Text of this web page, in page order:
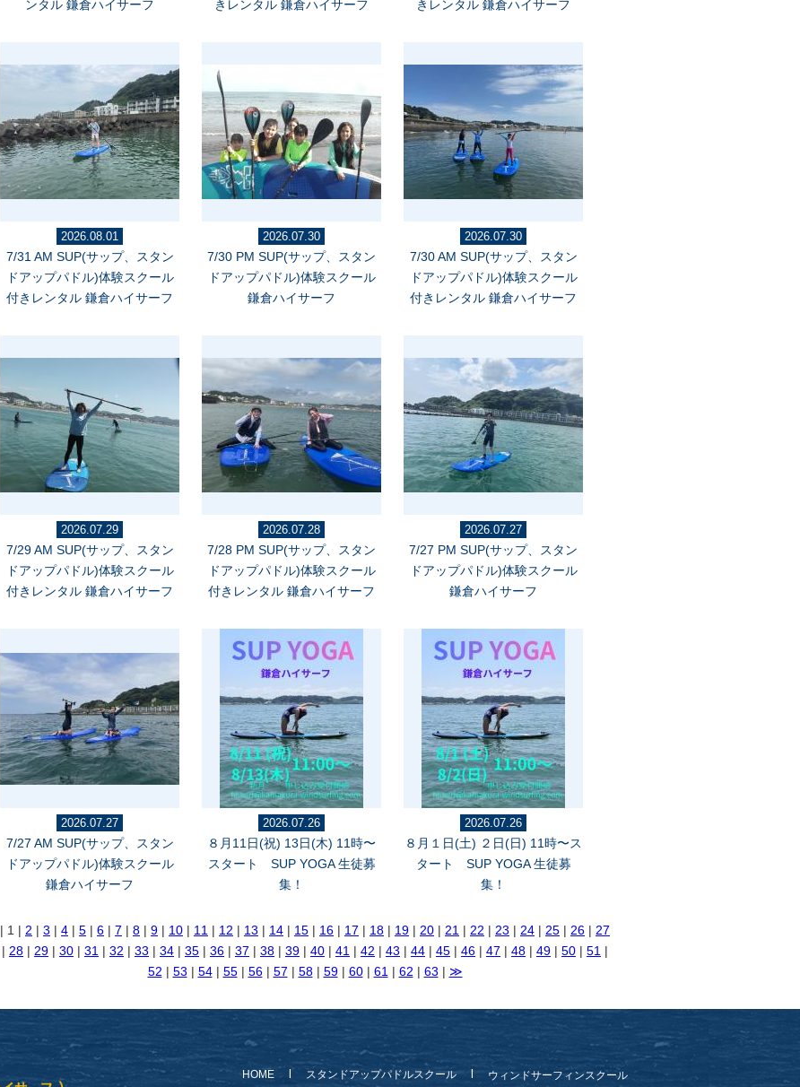
ンタル 鎌倉ハイサーフ
きレンタル 鎌倉ハイサーフ
きレンタル 鎌倉ハイサーフ
2026.08.01
7/31 AM SUP(サップ、スタン
ドアップパドル)体験スクール
付きレンタル 鎌倉ハイサーフ
2026.07.30
7/30 PM SUP(サップ、スタン
ドアップパドル)体験スクール
鎌倉ハイサーフ
2026.07.30
7/30 AM SUP(サップ、スタン
ドアップパドル)体験スクール
付きレンタル 鎌倉ハイサーフ
2026.07.29
7/29 AM SUP(サップ、スタン
ドアップパドル)体験スクール
付きレンタル 鎌倉ハイサーフ
2026.07.28
7/28 PM SUP(サップ、スタン
ドアップパドル)体験スクール
付きレンタル 鎌倉ハイサーフ
2026.07.27
7/27 PM SUP(サップ、スタン
ドアップパドル)体験スクール
鎌倉ハイサーフ
2026.07.27
7/27 AM SUP(サップ、スタン
ドアップパドル)体験スクール
鎌倉ハイサーフ
2026.07.26
８月11日(祝) 13日(木) 11時〜
スタート SUP YOGA 生徒募
集！
2026.07.26
８月１日(土) ２日(日) 11時〜ス
タート SUP YOGA 生徒募
集！
| 1 | 2 | 3 | 4 | 5 | 6 | 7 | 8 | 9 | 10 | 11 | 12 | 13 | 14 | 15 | 16 | 17 | 18 | 19 | 20 | 21 | 22 | 23 | 24 | 25 | 26 | 27
| 28 | 29 | 30 | 31 | 32 | 33 | 34 | 35 | 36 | 37 | 38 | 39 | 40 | 41 | 42 | 43 | 44 | 45 | 46 | 47 | 48 | 49 | 50 | 51 |
52 | 53 | 54| 55| 56| 57 | 58| 59| 60| 61 | 62 | 63 | ≫
HOME スタンドアップパドルスクール ウィンドサーフィンスクール